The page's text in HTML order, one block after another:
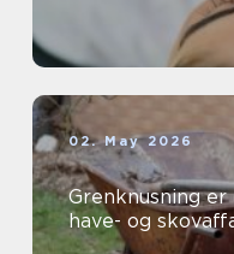
02. May 2026
Grenknusning
have- og